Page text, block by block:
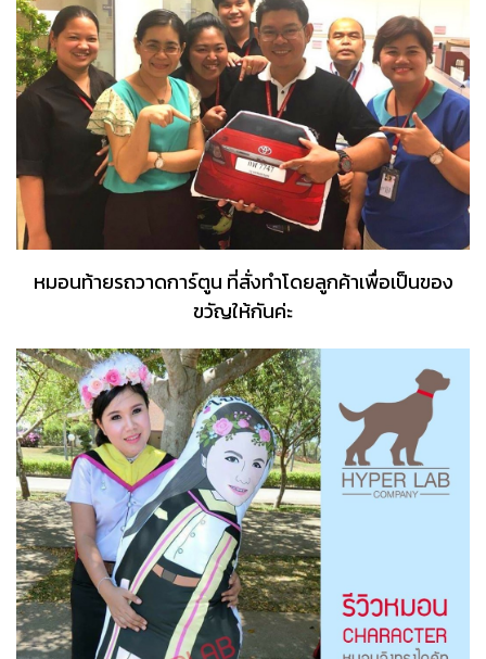
หมอนท้ายรถวาดการ์ตูน ที่สั่งทำโดยลูกค้าเพื่อเป็นของ
ขวัญให้กันค่ะ